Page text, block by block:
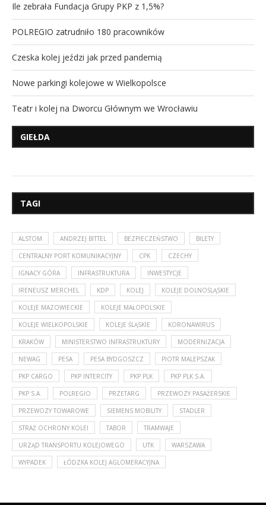
Ile zebrała Fundacja Grupy PKP z 1,5%?
POLREGIO zatrudniło 180 pracowników
Czeska kolej jeździ jak przed pandemią
Nowe parkingi kolejowe w Wielkopolsce
Teatr i kolej na Dworcu Głównym we Wrocławiu
GIEŁDA
TAGI
ALSTOM ANDRZEJ BITTEL BEZPIECZEŃSTWO BILETY
CENTRALNY PORT KOMUNIKACYJNY CPK CZECHY
IGNACY GÓRA INFRASTRUKTURA INWESTYCJE
IRENEUSZ MERCHEL KDP KOLEJ KOLEJE DOLNOŚLĄSKIE
KOLEJE MAZOWIECKIE KOLEJE MAŁOPOLSKIE
KOLEJE WIELKOPOLSKIE KOLEJE ŚLĄSKIE KORONAWIRUS
KRAKÓW MINISTERSTWO INFRASTRUKTURY MODERNIZACJA
NEWAG PESA PESA BYDGOSZCZ PIOTR MALEPSZAK
PKP CARGO PKP INTERCITY PKP PLK PKP PLK S.A.
PKP S.A. POLREGIO PRZETARG PRZEWOZY PASAŻERSKIE
PRZEWOZY TOWAROWE SIEMENS MOBILITY STADLER
STRAŻ OCHRONY KOLEI TABOR TRAMWAJE
URZĄD TRANSPORTU KOLEJOWEGO UTK WARSZAWA
WYPADEK ŁÓDZKA KOLEJ AGLOMERACYJNA